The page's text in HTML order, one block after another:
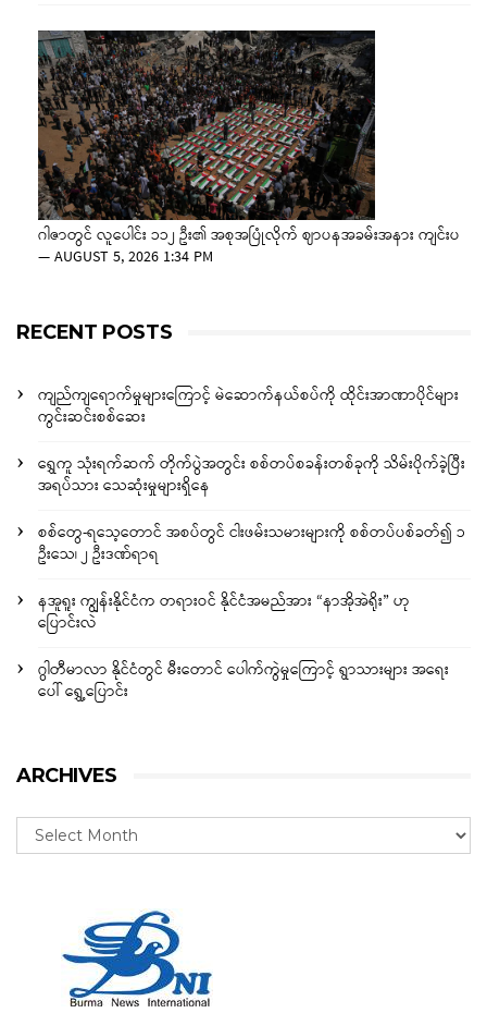
ဂါဇာတွင် လူပေါင်း ၁၁၂ ဦး၏ အစုအပြုံလိုက် ဈာပနအခမ်းအနား ကျင်းပ
—AUGUST 5, 2026 1:34 PM
RECENT POSTS
ကျည်ကျရောက်မှုများကြောင့် မဲဆောက်နယ်စပ်ကို ထိုင်းအာဏာပိုင်များ
ကွင်းဆင်းစစ်ဆေး
ရွှေကူ သုံးရက်ဆက် တိုက်ပွဲအတွင်း စစ်တပ်စခန်းတစ်ခုကို သိမ်းပိုက်ခဲ့ပြီး
အရပ်သား သေဆုံးမှုများရှိနေ
စစ်တွေ-ရသေ့တောင် အစပ်တွင် ငါးဖမ်းသမားများကို စစ်တပ်ပစ်ခတ်၍ ၁
ဦးသေ၊ ၂ ဦးဒဏ်ရာရ
နအူရူး ကျွန်းနိုင်ငံက တရားဝင် နိုင်ငံအမည်အား “နာအိုအဲရိုး” ဟု
ပြောင်းလဲ
ဂွါတီမာလာ နိုင်ငံတွင် မီးတောင် ပေါက်ကွဲမှုကြောင့် ရွာသားများ အရေး
ပေါ် ရွှေ့ပြောင်း
ARCHIVES